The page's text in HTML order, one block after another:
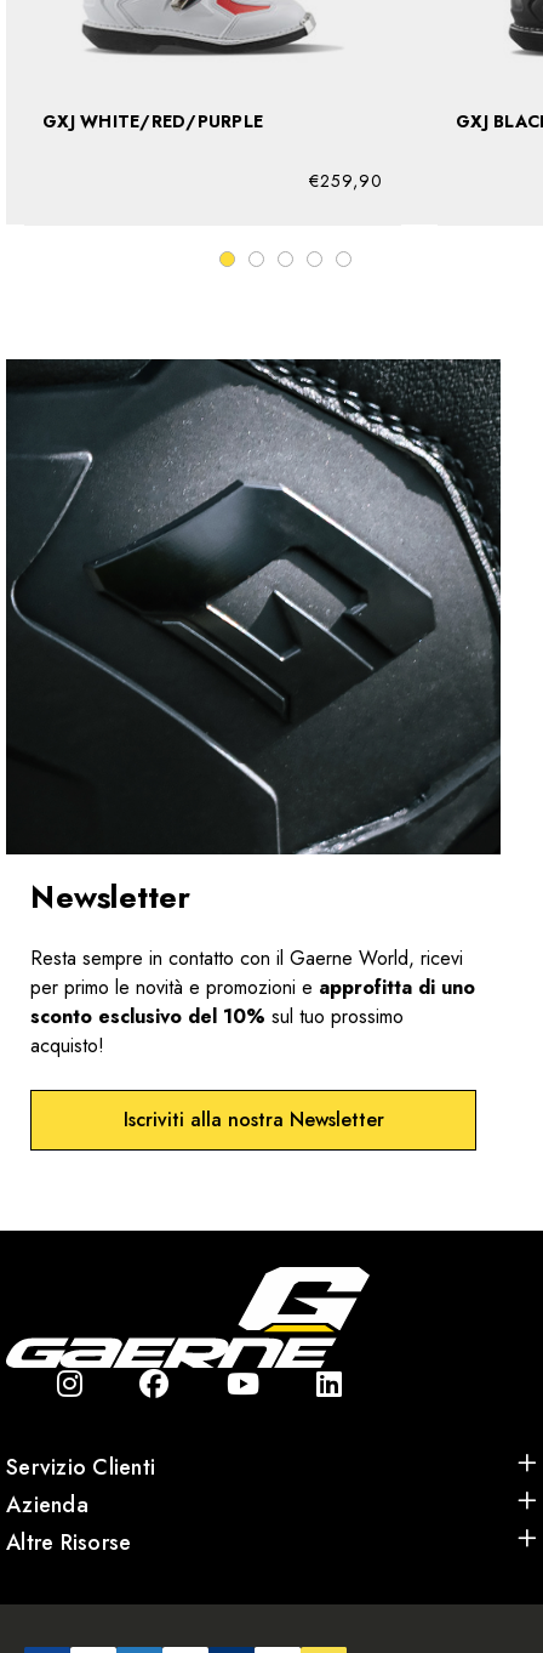
GXJ WHITE/RED/PURPLE
€259,90
GXJ
Newsletter
Resta sempre in contatto con il Gaerne World, ricevi
per primo le novità e promozioni e approfitta di uno
sconto esclusivo del 10% sul tuo prossimo
acquisto!
Iscriviti alla nostra Newsletter
Servizio Clienti
Azienda
Altre Risorse